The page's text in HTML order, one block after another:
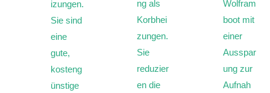
izungen.
Sie sind
eine
gute,
kosteng
ünstige
ng als
Korbhei
zungen.
Sie
reduzier
en die
Wolfram
boot mit
einer
Ausspar
ung zur
Aufnah